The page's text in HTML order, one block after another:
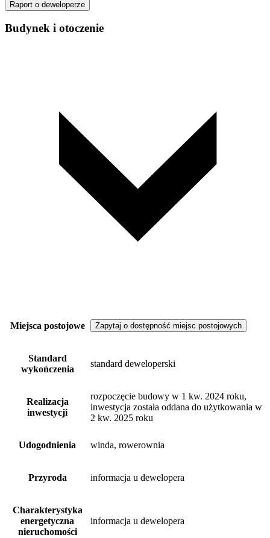
Raport o deweloperze
Budynek i otoczenie
Miejsca postojowe Zapytaj o dostępność miejsc postojowych
Standard
wykończenia
standard deweloperski
Realizacja
inwestycji
rozpoczęcie budowy w 1 kw. 2024 roku,
inwestycja została oddana do użytkowania w
2 kw. 2025 roku
Udogodnienia winda, rowerownia
Przyroda informacja u dewelopera
Charakterystyka
energetyczna
nieruchomości
informacja u dewelopera